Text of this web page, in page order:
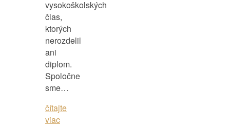
vysokoškolských
čias,
ktorých
nerozdelil
ani
diplom.
Spoločne
sme…
čítajte
viac